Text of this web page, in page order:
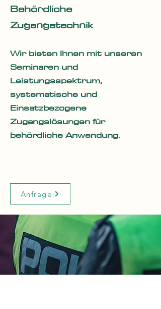
Behördliche
Zugangstechnik
Wir bieten Ihnen mit unseren
Seminaren und
Leistungsspektrum,
systematische und
Einsatzbezogene
Zugangslösungen für
behördliche Anwendung.
Anfrage